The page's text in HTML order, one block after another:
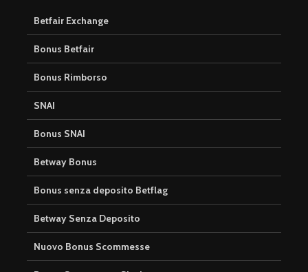
Betfair Exchange
Bonus Betfair
Bonus Rimborso
SNAI
Bonus SNAI
Betway Bonus
Bonus senza deposito Betflag
Betway Senza Deposito
Nuovo Bonus Scommesse